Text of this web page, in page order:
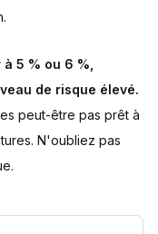
5 % ou 6 %,
de risque élevé.
peut-être pas prêt à
N'oubliez pas